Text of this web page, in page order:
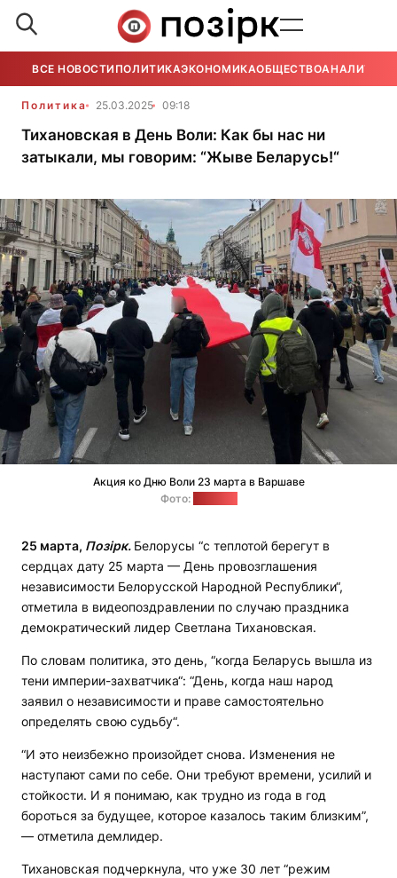
ВСЕ НОВОСТИ ПОЛИТИКАЭКОНОМИКАОБЩЕСТВОАНАЛИТИКА
Политика 25.03.2025 09:18
Тихановская в День Воли: Как бы нас ни
затыкали, мы говорим: “Жыве Беларусь!“
Акция ко Дню Воли 23 марта в Варшаве
Фото:
25 марта, Позірк. Белорусы “с теплотой берегут в
сердцах дату 25 марта — День провозглашения
независимости Белорусской Народной Республики“,
отметила в видеопоздравлении по случаю праздника
демократический лидер Светлана Тихановская.
По словам политика, это день, “когда Беларусь вышла из
тени империи-захватчика“: “День, когда наш народ
заявил о независимости и праве самостоятельно
определять свою судьбу“.
“И это неизбежно произойдет снова. Изменения не
наступают сами по себе. Они требуют времени, усилий и
стойкости. И я понимаю, как трудно из года в год
бороться за будущее, которое казалось таким близким”,
— отметила демлидер.
Тихановская подчеркнула, что уже 30 лет “режим